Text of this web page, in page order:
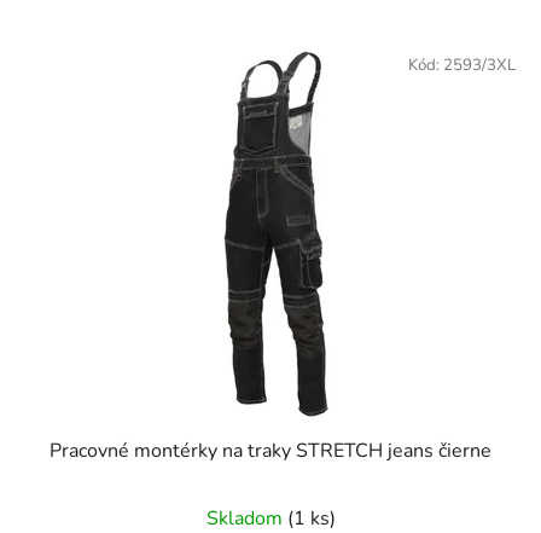
Pracovné montérky na traky STRETCH jeans čierne
Skladom (1 ks)
Kód: 2593/3XL